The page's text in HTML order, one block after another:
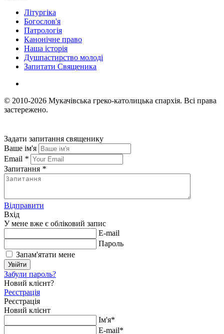
Літургіка
Богослов'я
Патрологія
Канонічне право
Наша історія
Душпастирство молоді
Запитати Священика
© 2010-2026 Мукачівська греко-католицька єпархія. Всі права
застережено.
Задати запитання священику
Ваше ім'я
Email *
Запитання *
Відправити
Вхід
У мене вже є обліковий запис
E-mail
Пароль
Запам'ятати мене
Увійти
Забули пароль?
Новий клієнт?
Реєстрація
Реєстрація
Новий клієнт
Ім'я*
E-mail*